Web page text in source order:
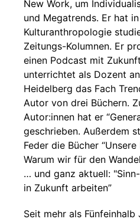
New Work, um
und Megatrends. Er hat
Kulturanthropologie
Zeitungs-Kolumnen. Er
einen Podcast mit
unterrichtet als Dozent
Heidelberg das Fach
Autor von drei Büchern.
Autor:innen hat er
geschrieben. Außerdem
Feder die Bücher
Warum wir für den
… und ganz aktuell:
in Zukunft arbeiten”
Seit mehr als